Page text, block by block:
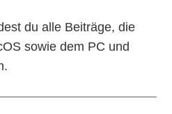
du alle Beiträge, die
sowie dem PC und